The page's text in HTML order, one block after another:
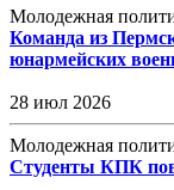
Молодежная
Команда из
юнармейских
28 июл 2026
Молодежная
Студенты КПК